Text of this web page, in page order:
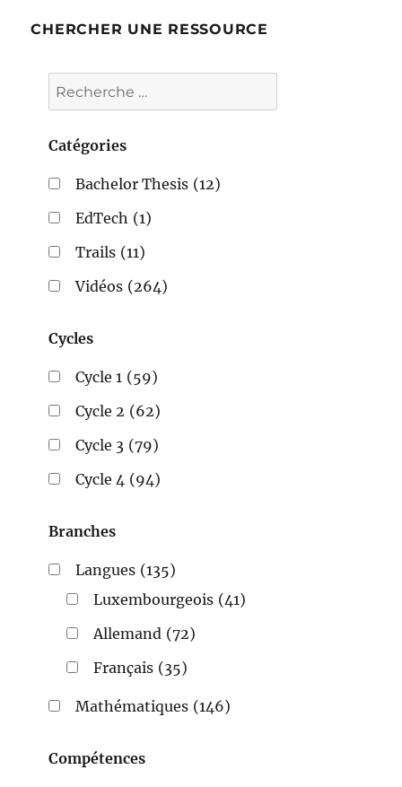
CHERCHER UNE RESSOURCE
Catégories
Bachelor Thesis (12)
EdTech (1)
Trails (11)
Vidéos (264)
Cycles
Cycle 1 (59)
Cycle 2 (62)
Cycle 3 (79)
Cycle 4 (94)
Branches
Langues (135)
Luxembourgeois (41)
Allemand (72)
Français (35)
Mathématiques (146)
Compétences